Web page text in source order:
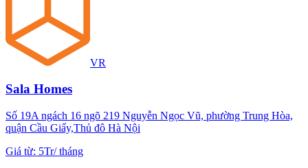
VR
Sala Homes
Số 19A ngách 16 ngõ 219 Nguyễn Ngọc Vũ, phường Trung Hòa,
quận Cầu Giấy,Thủ đô Hà Nội
Giá từ: 5Tr/tháng